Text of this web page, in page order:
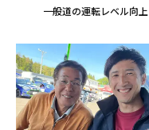
一般道の運転レベル向上